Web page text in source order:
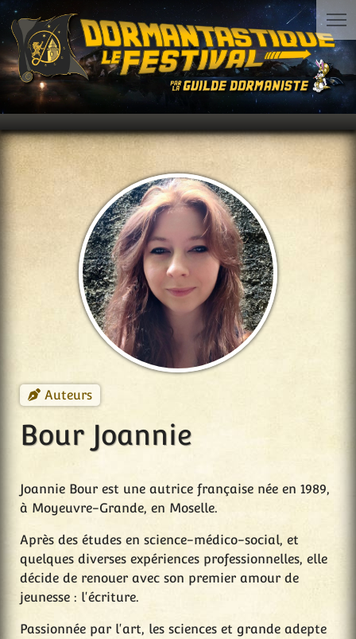
Auteurs
Bour Joannie
Joannie Bour est une autrice française née en 1989,
à Moyeuvre-Grande, en Moselle.
Après des études en science-médico-social, et
quelques diverses expériences professionnelles, elle
décide de renouer avec son premier amour de
jeunesse : l'écriture.
Passionnée par l'art, les sciences et grande adepte